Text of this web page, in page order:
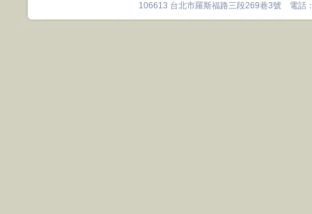
106613 台北市羅斯福路三段269巷3號 電